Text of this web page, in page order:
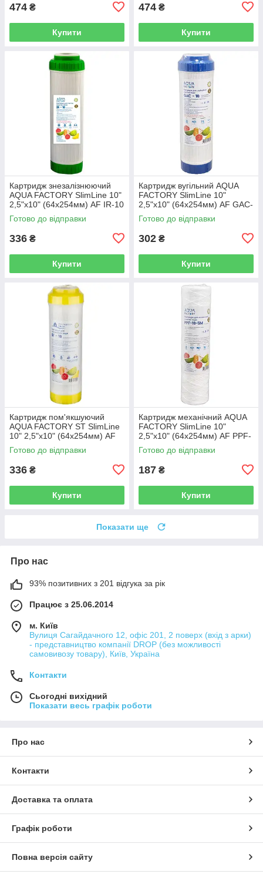
474 ₴
Купити
474 ₴
Купити
Картридж знезалізнюючий
AQUA FACTORY SlimLine 10"
2,5"х10" (64х254мм) AF IR-10
Готово до відправки
336 ₴
Купити
Картридж вугільний AQUA
FACTORY SlimLine 10"
2,5"х10" (64х254мм) AF GAC-
10
Готово до відправки
302 ₴
Купити
Картридж пом'якшуючий
AQUA FACTORY ST SlimLine
10" 2,5"х10" (64х254мм) AF
ST-10
Готово до відправки
336 ₴
Купити
Картридж механічний AQUA
FACTORY SlimLine 10"
2,5"х10" (64х254мм) AF PPF-
10-5M
Готово до відправки
187 ₴
Купити
Показати ще
Про нас
93% позитивних з 201 відгука за рік
Працює з 25.06.2014
м. Київ
Вулиця Сагайдачного 12, офіс 201, 2 поверх (вхід з арки)
- представництво компанії DROP (без можливості
самовивозу товару), Київ, Україна
Контакти
Сьогодні вихідний
Показати весь графік роботи
Про нас
Контакти
Доставка та оплата
Графік роботи
Повна версія сайту